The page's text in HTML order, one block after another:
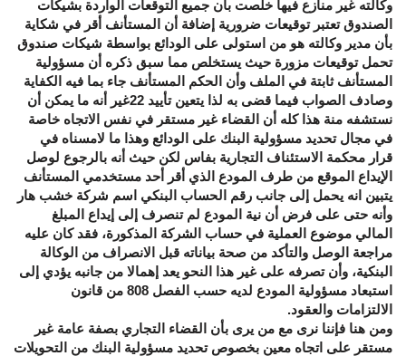
وكالته غير منازع فيها خلصت بأن جميع التوقعات الواردة بشيكات
الصندوق تعتبر توقيعات ضرورية إضافة أن المستأنف أقر في شكاية
بأن مدير وكالته هو من استولى على الودائع بواسطة شيكات صندوق
تحمل توقيعات مزورة حيث يستخلص مما سبق ذكره أن مسؤولية
المستأنف ثابتة في الملف وأن الحكم المستأنف جاء بما فيه الكفاية
وصادف الصواب فيما قضى به لذا يتعين تأييد 22غير أنه ما يمكن أن
نستشفه منة هذا كله أن القضاء غير مستقر في نفس الاتجاه خاصة
في مجال تحديد مسؤولية البنك على الودائع وهذا ما لامسناه في
قرار محكمة الاستئناف التجارية بفاس لكن حيث أنه بالرجوع لوصل
الإيداع الموقع من طرف المودع الذي أقر أحد مستخدمي المستأنف
يتبين انه يحمل إلى جانب رقم الحساب البنكي اسم شركة خشب هار
وأنه حتى على فرض أن نية المودع لم تنصرف إلى إيداع المبلغ
المالي موضوع العملية في حساب الشركة المذكورة، فقد كان عليه
مراجعة الوصل والتأكد من صحة بياناته قبل الانصراف من الوكالة
البنكية، وأن تصرفه على غير هذا النحو يعد إهمالا من جانبه يؤدي إلى
استبعاد مسؤولية المودع لديه حسب الفصل 808 من قانون
الالتزامات والعقود.
ومن هنا فإننا نرى مع من يرى بأن القضاء التجاري بصفة عامة غير
مستقر على اتجاه معين بخصوص تحديد مسؤولية البنك من التحويلات